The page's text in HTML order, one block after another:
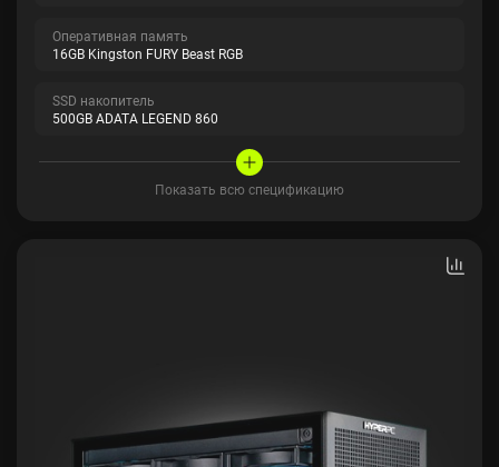
Оперативная память
16GB Kingston FURY Beast RGB
SSD накопитель
500GB ADATA LEGEND 860
Показать всю спецификацию